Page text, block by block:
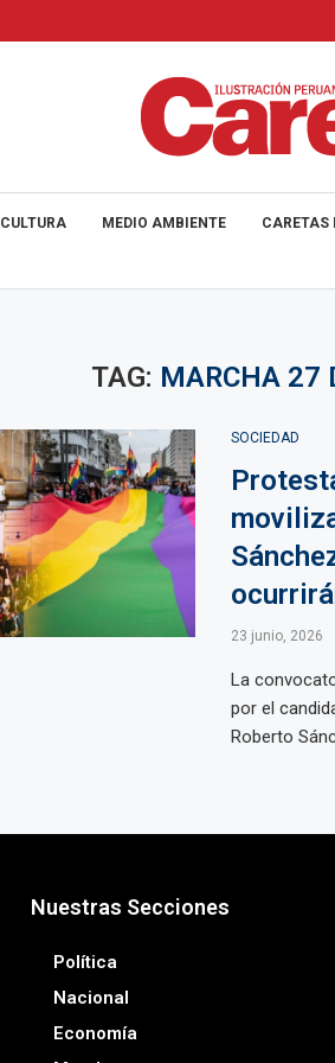
CULTURA MEDIO AMBIENTE
TAG: MARCHA 27
SOCIEDAD
23 junio, 2026
La
por el
Roberto
Nuestras Secciones
Política
Nacional
Economía